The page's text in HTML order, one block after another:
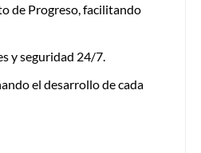
de Progreso, facilitando
y seguridad 24/7.
el desarrollo de cada